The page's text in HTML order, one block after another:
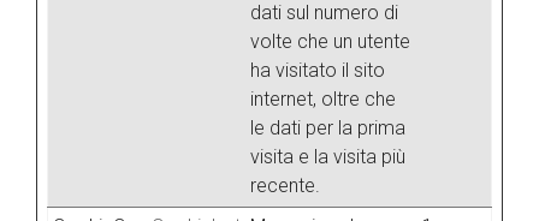
dati sul numero di
volte che un utente
ha visitato il sito
internet, oltre che
le dati per la prima
visita e la visita più
recente.